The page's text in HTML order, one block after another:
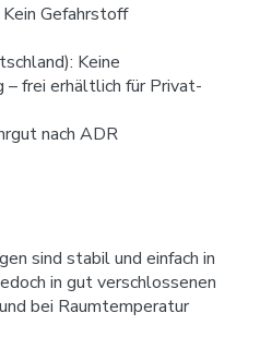
Kein Gefahrstoff
Keine
– frei erhältlich für Privat-
nach ADR
sind stabil und einfach in
in gut verschlossenen
bei Raumtemperatur